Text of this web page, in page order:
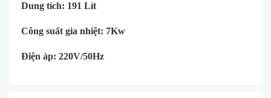
Dung tích: 191 Lít
Công suất gia nhiệt: 7Kw
Điện áp: 220V/50Hz